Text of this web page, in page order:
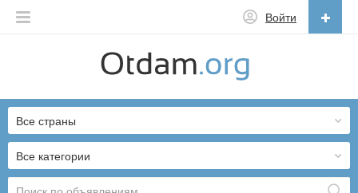
Войти
English
Русский
Українська
Все категории
Все страны